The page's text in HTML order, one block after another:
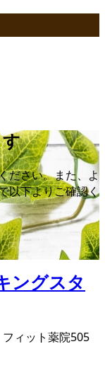
ださい。また、よ
以下よりご確認く
ィット薬院505